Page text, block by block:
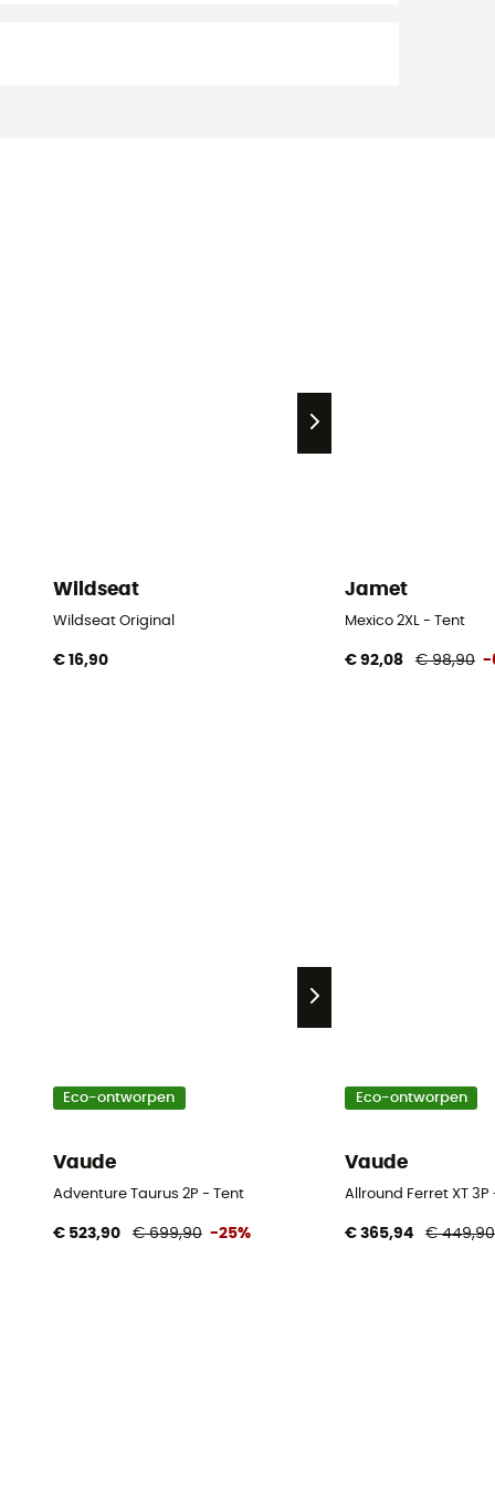
Wildseat
Wildseat Original
€ 16,90
Jamet
Mexico 2XL - Tent
€ 92,08 € 98,90 -
Eco-ontworpen
Vaude
Adventure Taurus 2P - Tent
€ 523,90 € 699,90 -25%
Eco-ontworpen
Vaude
Allround Ferret XT 3P
€ 365,94 € 449,90